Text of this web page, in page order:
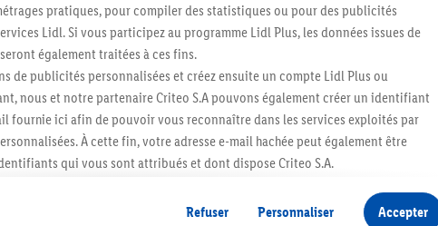
Restez au courant
Abonnez-vous à la newsletter
S'abonner
pratiques, pour compiler des statistiques ou pour des publicités
Lidl. Si vous participez au programme Lidl Plus, les données issues de
également traitées à ces fins.
de publicités personnalisées et créez ensuite un compte Lidl Plus ou
nous et notre partenaire Criteo S.A pouvons également créer un identifiant
fournie ici afin de pouvoir vous reconnaître dans les services exploités par
À cette fin, votre adresse e-mail hachée peut également être
qui vous sont attribués et dont dispose Criteo S.A.
en plaçant le produit dans un panier d’un webshop mais sans procéder à
Refuser Personnaliser Accepter